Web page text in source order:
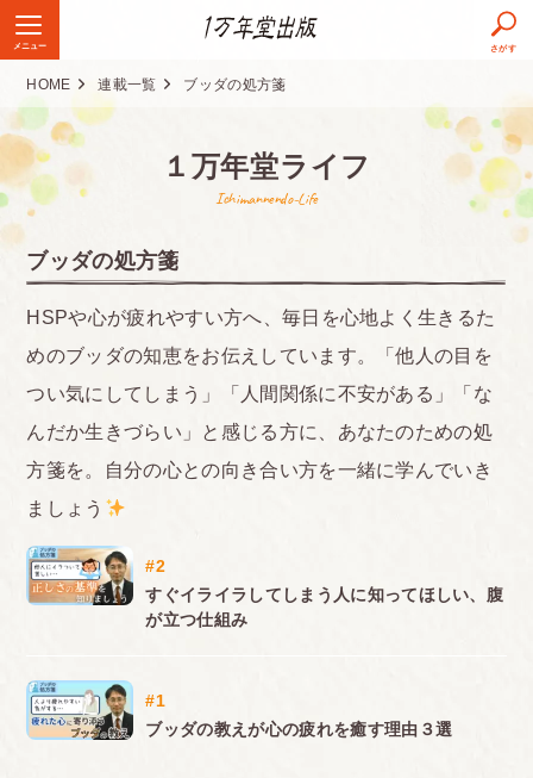
メニュー さがす
HOME 連載一覧 ブッダの処方箋
１万年堂ライフ
Ichimannendo-Life
ブッダの処方箋
HSPや心が疲れやすい方へ、毎日を心地よく生きるた
めのブッダの知恵をお伝えしています。「他人の目を
つい気にしてしまう」「人間関係に不安がある」「な
んだか生きづらい」と感じる方に、あなたのための処
方箋を。自分の心との向き合い方を一緒に学んでいき
ましょう
#2
すぐイライラしてしまう人に知ってほしい、腹
が立つ仕組み
#1
ブッダの教えが心の疲れを癒す理由３選